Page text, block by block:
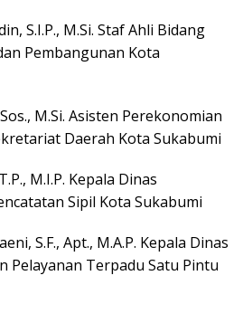
S.I.P., M.Si. Staf Ahli Bidang
Pembangunan Kota
M.Si. Asisten Perekonomian
Daerah Kota Sukabumi
M.I.P. Kepala Dinas
Sipil Kota Sukabumi
S.F., Apt., M.A.P. Kepala Dinas
Pelayanan Terpadu Satu Pintu